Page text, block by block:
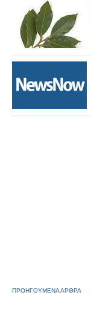
ΠΡΟΗΓΟΥΜΕΝΑ ΑΡΘΡΑ